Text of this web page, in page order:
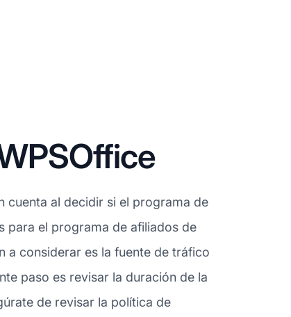
cuenta al decidir si el programa de
para el programa de afiliados de
a considerar es la fuente de tráfico
paso es revisar la duración de la
de revisar la política de